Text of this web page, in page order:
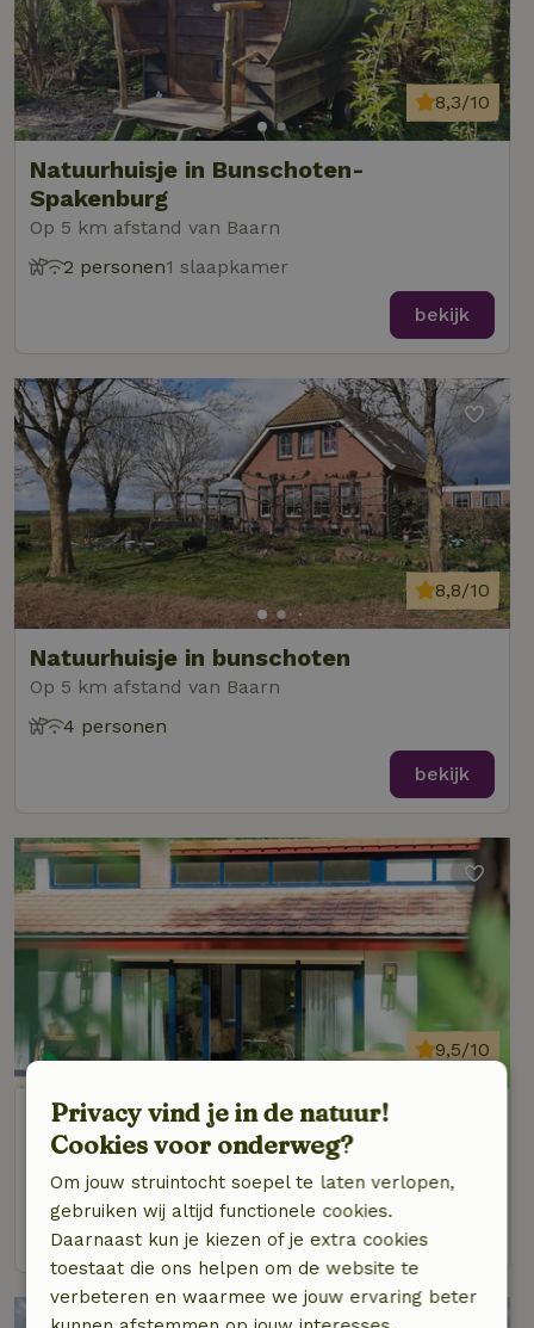
Natuurhuisje in Bunschoten-
Spakenburg
Op 5 km afstand van Baarn
8,3/10
2 personen1 slaapkamer
bekijk
Natuurhuisje in bunschoten
Op 5 km afstand van Baarn
8,8/10
4 personen
bekijk
Natuurhuisje in Lage Vuursche
Op 5 km afstand van Baarn
9,5/10
6 personen
bekijk
Privacy vind je in de natuur!
Cookies voor onderweg?
Om jouw struintocht soepel te laten verlopen,
gebruiken wij altijd functionele cookies.
Daarnaast kun je kiezen of je extra cookies
toestaat die ons helpen om de website te
verbeteren en waarmee we jouw ervaring beter